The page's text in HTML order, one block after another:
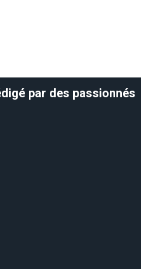
par des passionnés